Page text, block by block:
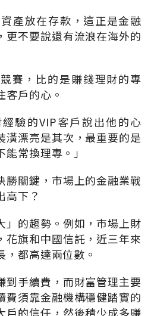
產放在存款，這正是金融
更不要說還有流浪在海外的
賽，比的是賺錢理財的專
客戶的心。
驗的VIP客戶說出他的心
潢漂亮是其次，最重要的是
常換理專。」
勝關鍵，市場上的金融業戰
高下？
」的趨勢。例如，市場上財
花旗和中國信託，近三年來
都高達兩位數。
到手續費，而財富管理主要
費須靠金融機構穩健踏實的
戶的信任，然後積少成多賺